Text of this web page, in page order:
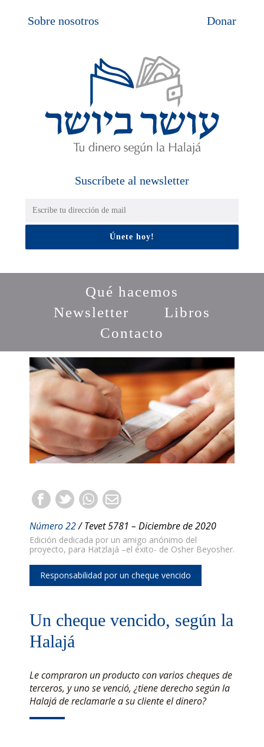
Sobre nosotros Donar
Suscríbete al newsletter
Qué hacemos
Newsletter
Libros
Contacto
Número 22/ Tevet 5781 – Diciembre de 2020
Edición dedicada por un amigo anónimo del
proyecto, para Hatzlajá –el éxito- de Osher Beyosher.
Responsabilidad por un cheque vencido
Un cheque vencido, según la
Halajá
Le compraron un producto con varios cheques de
terceros, y uno se venció, ¿tiene derecho según la
Halajá de reclamarle a su cliente el dinero?